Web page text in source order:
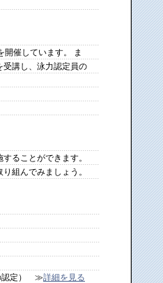
催しています。 ま
受講し、泳力認定員の
ることができます。
組んでみましょう。
認定） ≫詳細を見る